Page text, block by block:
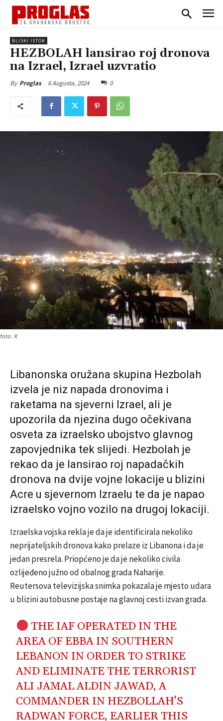
BLISKI ISTOK
HEZBOLAH lansirao roj dronova
na Izrael, Izrael uzvratio
By Proglas 6 Augusta, 2024 0
foto: X
Libanonska oružana skupina Hezbolah
izvela je niz napada dronovima i
raketama na sjeverni Izrael, ali je
upozorila da njezina dugo očekivana
osveta za izraelsko ubojstvo glavnog
zapovjednika tek slijedi. Hezbolah je
rekao da je lansirao roj napadačkih
dronova na dvije vojne lokacije u blizini
Acre u sjevernom Izraelu te da je napao
izraelsko vojno vozilo na drugoj lokaciji.
Izraelska vojska rekla je da je identificirala nekoliko
neprijateljskih dronova kako prelaze iz Libanona i da je
jedan presrela. Priopćeno je da je nekoliko civila
ozlijeđeno južno od obalnog grada Naharije.
Reutersova televizijska snimka pokazala je mjesto udara
u blizini autobusne postaje na glavnoj cesti izvan grada.
THE IAF OPERATED IN THE
AREA OF EBBA IN SOUTHERN
LEBANON IN ORDER TO STRIKE
AND ELIMINATE THE TERRORIST
ALI JAMAL ALDIN JAWAD, A
COMMANDER IN HEZBOLLAH'S
RADWAN FORCE, EARLIER THIS